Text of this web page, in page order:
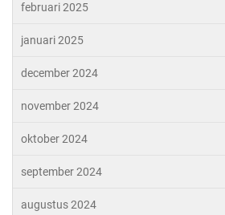
februari 2025
januari 2025
december 2024
november 2024
oktober 2024
september 2024
augustus 2024